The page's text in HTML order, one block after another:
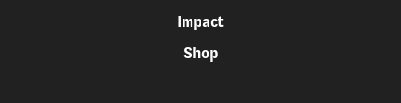
Impact
Shop